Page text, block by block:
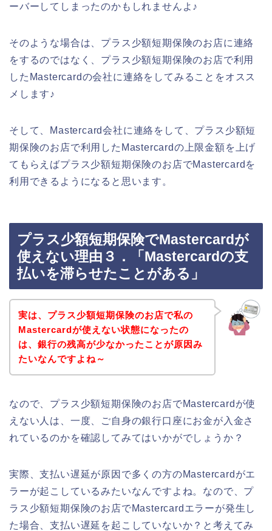
ーバーしてしまったのかもしれませんよ♪
そのような場合は、プラス少額短期保険のお店に連絡
をするのではなく、プラス少額短期保険のお店で利用
したMastercardの会社に連絡をしてみることをオスス
メします♪
そして、Mastercard会社に連絡をして、プラス少額短
期保険のお店で利用したMastercardの上限金額を上げ
てもらえばプラス少額短期保険のお店でMastercardを
利用できるようになると思います。
プラス少額短期保険でMastercardが
使えない理由３．「Mastercardの支
払いを滞らせたことがある」
実は、プラス少額短期保険のお店で私の
Mastercardが使えない状態になったの
は、銀行の残高が少なかったことが原因み
たいなんですよね～
なので、プラス少額短期保険のお店でMastercardが使
えない人は、一度、ご自身の銀行口座にお金が入金さ
れているのかを確認してみてはいかがでしょうか？
実際、支払い遅延が原因で多くの方のMastercardがエ
ラーが起こしているみたいなんですよね。なので、プ
ラス少額短期保険のお店でMastercardエラーが発生し
た場合、支払い遅延を起こしていないか？と考えてみ